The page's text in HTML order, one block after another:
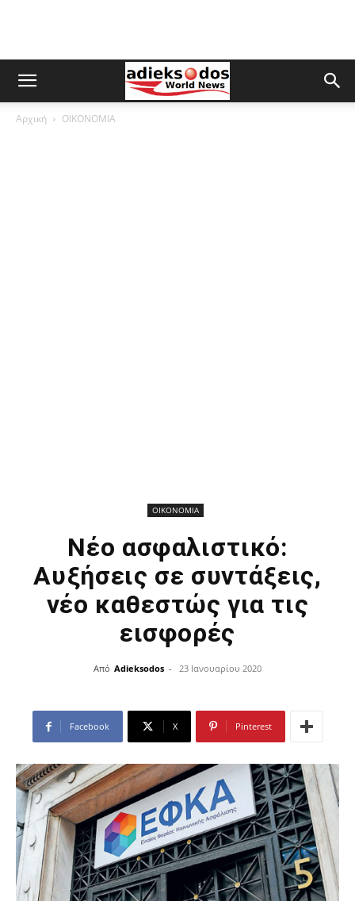
Αρχική ΟΙΚΟΝΟΜΙΑ
ΟΙΚΟΝΟΜΙΑ
Νέο ασφαλιστικό:
Αυξήσεις σε συντάξεις,
νέο καθεστώς για τις
εισφορές
Από Adieksodos - 23 Ιανουαρίου 2020
Facebook X Pinterest